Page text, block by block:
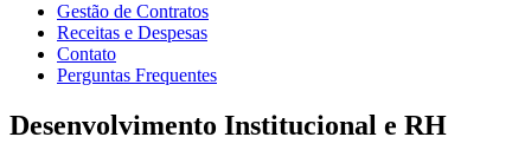
Gestão de Contratos
Receitas e Despesas
Contato
Perguntas Frequentes
Desenvolvimento Institucional e RH